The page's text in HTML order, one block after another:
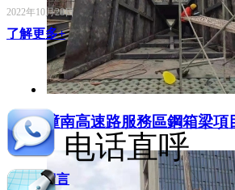
潼南高速路服務區鋼箱梁項
2022年10月28日
了解更多+
在線留言
电话直呼